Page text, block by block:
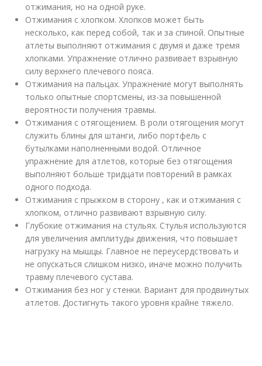
отжимания, но на одной руке.
Отжимания с хлопком. Хлопков может быть
несколько, как перед собой, так и за спиной. Опытные
атлеты выполняют отжимания с двумя и даже тремя
хлопками. Упражнение отлично развивает взрывную
силу верхнего плечевого пояса.
Отжимания на пальцах. Упражнение могут выполнять
только опытные спортсмены, из-за повышенной
вероятности получения травмы.
Отжимания с отягощением. В роли отягощения могут
служить блины для штанги, либо портфель с
бутылками наполненными водой. Отличное
упражнение для атлетов, которые без отягощения
выполняют больше тридцати повторений в рамках
одного подхода.
Отжимания с прыжком в сторону , как и отжимания с
хлопком, отлично развивают взрывную силу.
Глубокие отжимания на стульях. Стулья используются
для увеличения амплитуды движения, что повышает
нагрузку на мышцы. Главное не переусердствовать и
не опускаться слишком низко, иначе можно получить
травму плечевого сустава.
Отжимания без ног у стенки. Вариант для продвинутых
атлетов. Достигнуть такого уровня крайне тяжело.